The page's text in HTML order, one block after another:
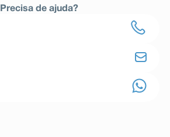
Precisa de ajuda?